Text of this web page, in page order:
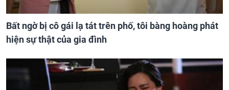
Bất ngờ bị cô gái lạ tát trên phố, tôi bàng hoàng phát
hiện sự thật của gia đình